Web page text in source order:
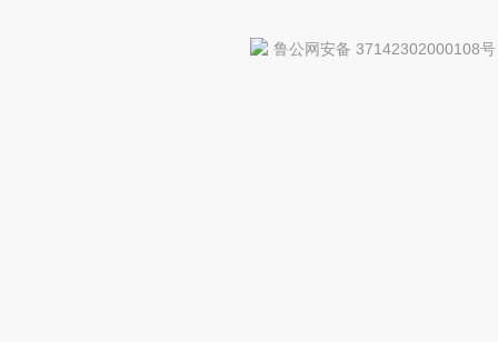
鲁公网安备 37142302000108号